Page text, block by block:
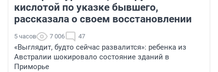
кислотой по указке бывшего,
рассказала о своем восстановлении
5 часов 7 006 47
«Выглядит, будто сейчас развалится»: ребенка из
Австралии шокировало состояние зданий в
Приморье